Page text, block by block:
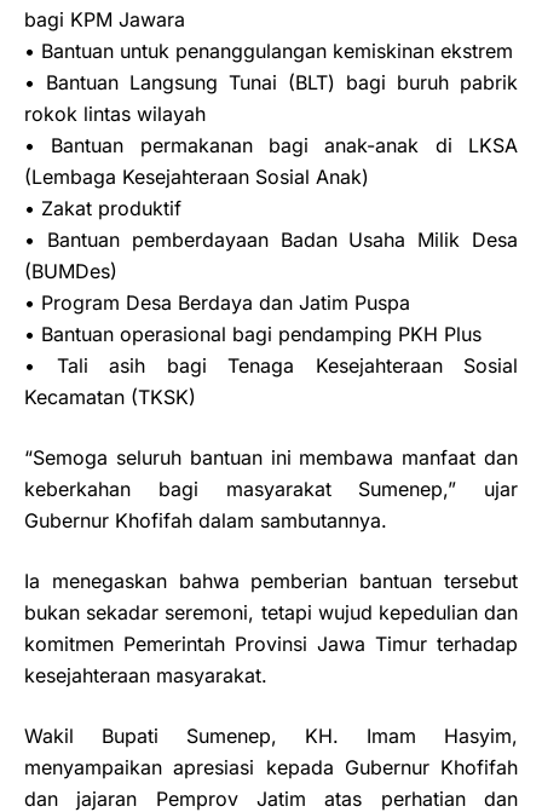
bagi KPM Jawara
• Bantuan untuk penanggulangan kemiskinan ekstrem
• Bantuan Langsung Tunai (BLT) bagi buruh pabrik
rokok lintas wilayah
• Bantuan permakanan bagi anak-anak di LKSA
(Lembaga Kesejahteraan Sosial Anak)
• Zakat produktif
• Bantuan pemberdayaan Badan Usaha Milik Desa
(BUMDes)
• Program Desa Berdaya dan Jatim Puspa
• Bantuan operasional bagi pendamping PKH Plus
• Tali asih bagi Tenaga Kesejahteraan Sosial
Kecamatan (TKSK)
“Semoga seluruh bantuan ini membawa manfaat dan
keberkahan bagi masyarakat Sumenep,” ujar
Gubernur Khofifah dalam sambutannya.
Ia menegaskan bahwa pemberian bantuan tersebut
bukan sekadar seremoni, tetapi wujud kepedulian dan
komitmen Pemerintah Provinsi Jawa Timur terhadap
kesejahteraan masyarakat.
Wakil Bupati Sumenep, KH. Imam Hasyim,
menyampaikan apresiasi kepada Gubernur Khofifah
dan jajaran Pemprov Jatim atas perhatian dan